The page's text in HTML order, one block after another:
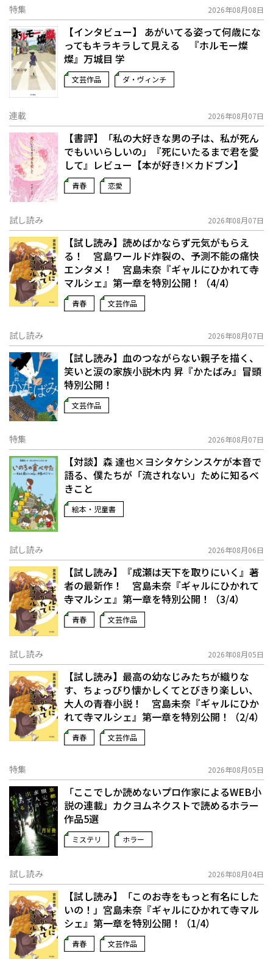
特集 2026年08月08日
【インタビュー】 あがいてる姿って何歳にな
ってもキラキラして見える 『ホルモー燦
燦』万城目 学
文芸作品 ダ・ヴィンチ
連載 2026年08月07日
【書評】「私の大好きな男の子は、私が死ん
でもいいらしいの」――『死にいたるまで君を愛
して』レビュー【本が好き!×カドブン】
青春 恋愛
試し読み 2026年08月07日
【試し読み】読めばかならず元気がもらえ
る！ 宮島ワールド炸裂の、予測不能の痛快
エンタメ！ 宮島未奈『ギャルにひかれて寺
マルシェ』第一章を特別公開！（4/4）
青春 文芸作品
試し読み 2026年08月07日
【試し読み】血のつながらない親子を描く、
笑いと涙の家族小説――木内 昇『かたばみ』冒頭
特別公開！
文芸作品
特集 2026年08月07日
【対談】森 達也×ヨシタケシンスケが本音で
語る、僕たちが「流されない」ために知るべ
きこと
絵本・児童書
試し読み 2026年08月06日
【試し読み】『成瀬は天下を取りにいく』著
者の最新作！ 宮島未奈『ギャルにひかれて
寺マルシェ』第一章を特別公開！（3/4）
青春 文芸作品
試し読み 2026年08月05日
【試し読み】最高の幼なじみたちが織りな
す、ちょっぴり懐かしくてとびきり楽しい、
大人の青春小説！ 宮島未奈『ギャルにひか
れて寺マルシェ』第一章を特別公開！（2/4）
青春 文芸作品
特集 2026年08月05日
「ここでしか読めないプロ作家によるWEB小
説の連載」――カクヨムネクストで読めるホラー
作品5選
ミステリ ホラー
試し読み 2026年08月04日
【試し読み】「このお寺をもっと有名にした
いの！」宮島未奈『ギャルにひかれて寺マル
シェ』第一章を特別公開！（1/4）
青春 文芸作品